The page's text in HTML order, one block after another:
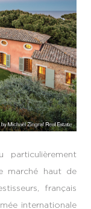
marché haut de
français
internationale